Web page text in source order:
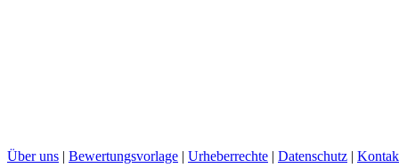
Über uns | Bewertungsvorlage | Urheberrechte | Datenschutz |